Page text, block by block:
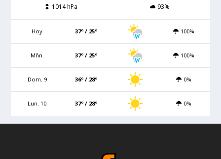
1014 hPa
93%
Hoy 37º / 25º 100%
Mñn. 37º / 25º 100%
Dom. 9 36º / 28º 0%
Lun. 10 37º / 28º 0%